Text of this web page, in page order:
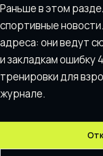
Раньше в этом
спортивные
адреса: они ведут
и закладкам ошибку
тренировки для
журнале.